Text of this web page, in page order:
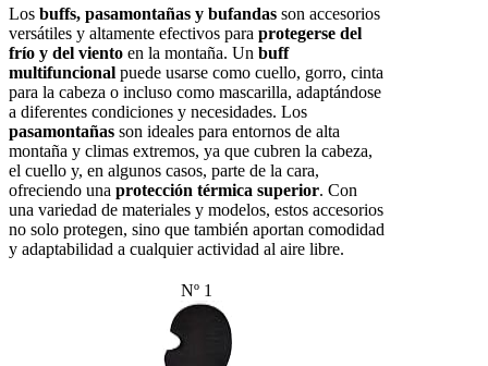
Los buffs, pasamontañas y bufandas son accesorios
versátiles y altamente efectivos para protegerse del
frío y del viento en la montaña. Un buff
multifuncional puede usarse como cuello, gorro, cinta
para la cabeza o incluso como mascarilla, adaptándose
a diferentes condiciones y necesidades. Los
pasamontañas son ideales para entornos de alta
montaña y climas extremos, ya que cubren la cabeza,
el cuello y, en algunos casos, parte de la cara,
ofreciendo una protección térmica superior. Con
una variedad de materiales y modelos, estos accesorios
no solo protegen, sino que también aportan comodidad
y adaptabilidad a cualquier actividad al aire libre.
Nº 1